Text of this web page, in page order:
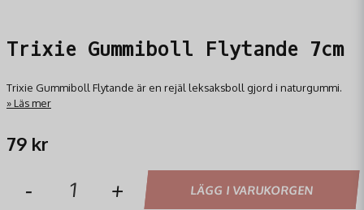
Trixie Gummiboll Flytande 7cm
Trixie Gummiboll Flytande är en rejäl leksaksboll gjord i naturgummi.
Läs mer
79 kr
- + LÄGG I VARUKORGEN